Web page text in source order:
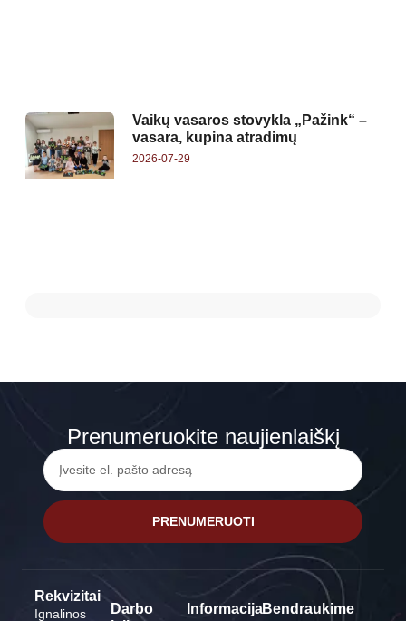
Vaikų vasaros stovykla „Pažink“ –
vasara, kupina atradimų
2026-07-29
Prenumeruokite naujienlaiškį
PRENUMERUOTI
Rekvizitai
Ignalinos
Darbo
InformacijaBendraukime